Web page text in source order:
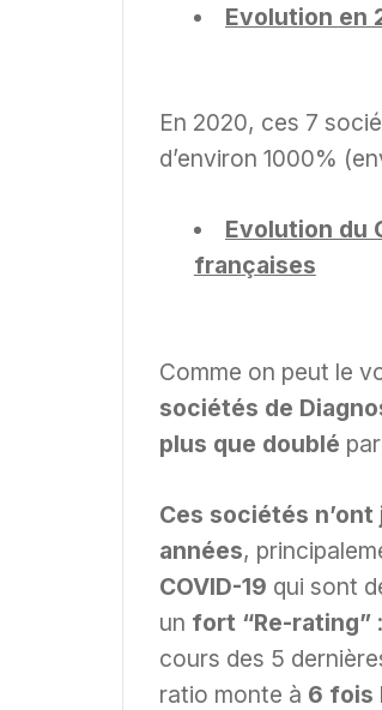
Evolution en
En 2020, ces 7
d’environ 1000%
Evolution du
françaises
Comme on peut le
sociétés de
plus que doublé
Ces sociétés
années,
COVID-19 qui sont
un fort “Re-rating”
cours des 5
ratio monte à 6 fois